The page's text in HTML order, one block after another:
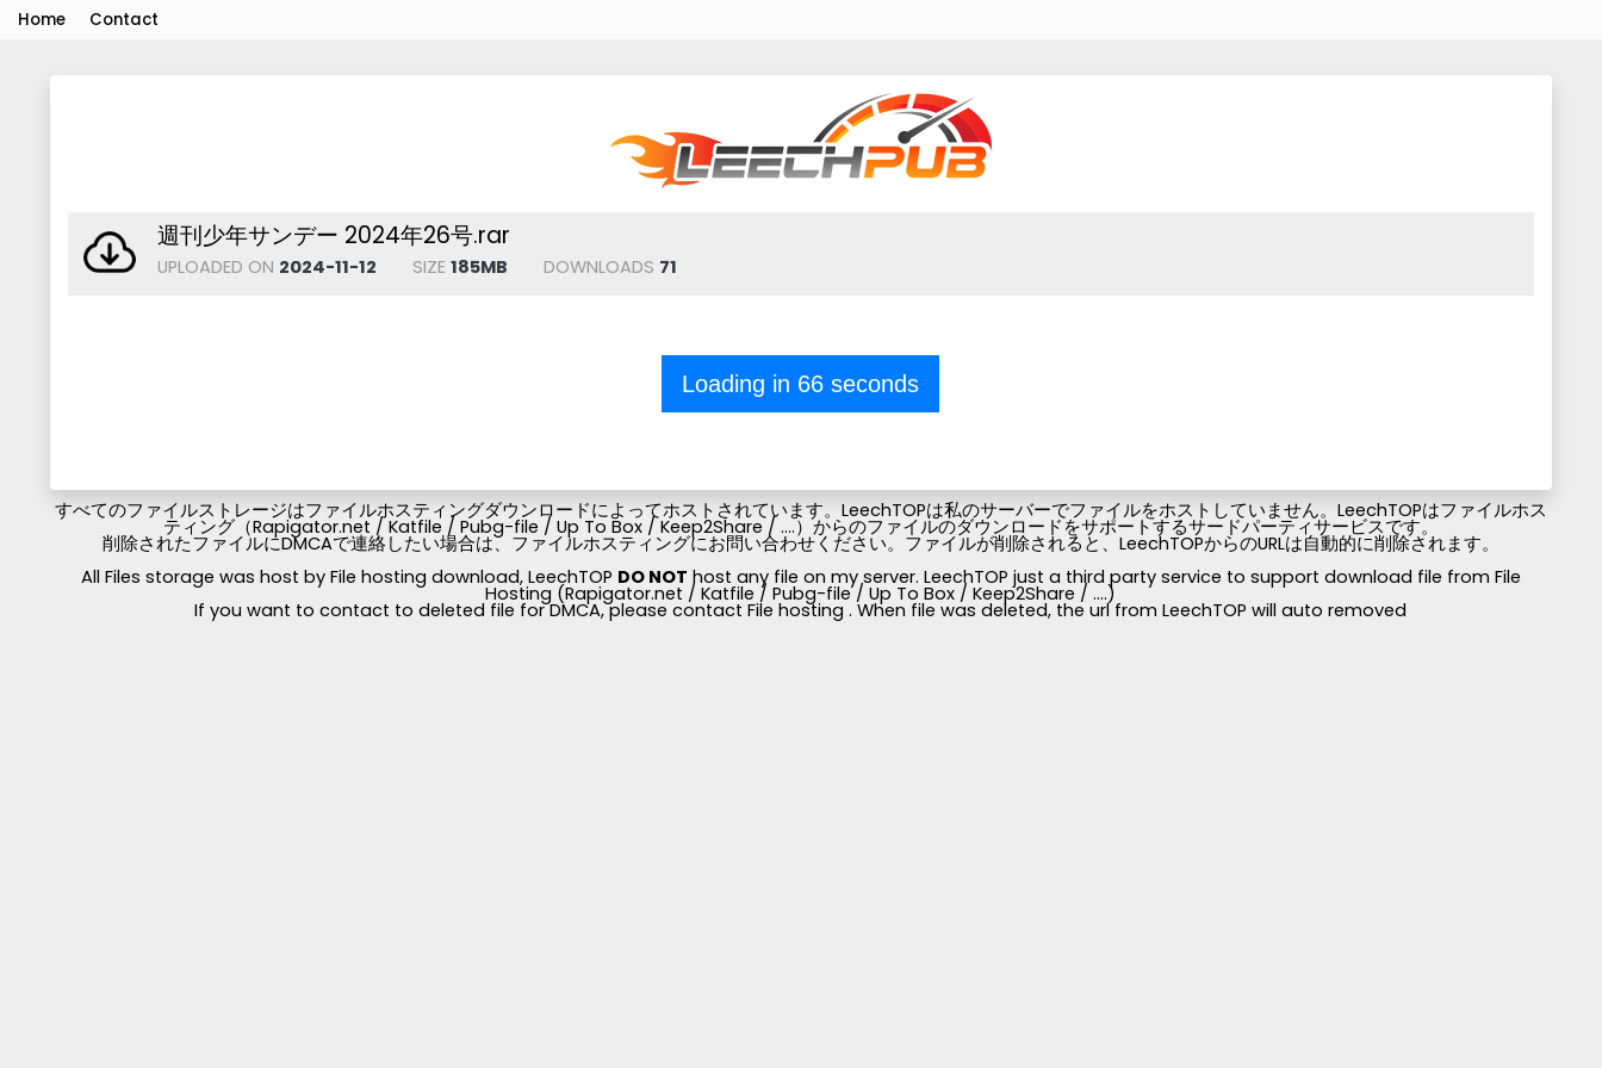
Home Contact
週刊少年サンデー 2024年26号.rar
UPLOADED ON 2024-11-12 SIZE 185MB DOWNLOADS 71
Loading in 66 seconds
すべてのファイルストレージはファイルホスティングダウンロードによってホストされています。LeechTOPは私のサーバーでファイルをホストしていません。LeechTOPはファイルホス
ティング（Rapigator.net / Katfile / Pubg-file / Up To Box / Keep2Share / ....）からのファイルのダウンロードをサポートするサードパーティサービスです。
削除されたファイルにDMCAで連絡したい場合は、ファイルホスティングにお問い合わせください。ファイルが削除されると、LeechTOPからのURLは自動的に削除されます。
All Files storage was host by File hosting download, LeechTOP DO NOT host any file on my server. LeechTOP just a third party service to support download file from File
Hosting (Rapigator.net / Katfile / Pubg-file / Up To Box / Keep2Share / ....)
If you want to contact to deleted file for DMCA, please contact File hosting . When file was deleted, the url from LeechTOP will auto removed